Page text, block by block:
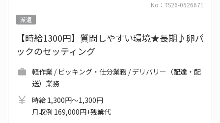
No：TS26-0526671
派遣
【時給1300円】質問しやすい環境★長期♪卵パ
ックのセッティング
軽作業 / ピッキング・仕分業務 / デリバリー（配達・配
送）業務
時給 1,300円～1,300円
月収例 169,000円+残業代